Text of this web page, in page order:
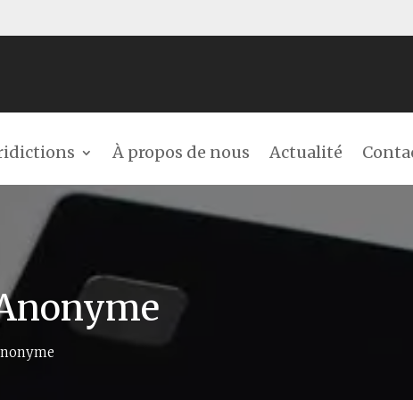
À propos de nous Actualité